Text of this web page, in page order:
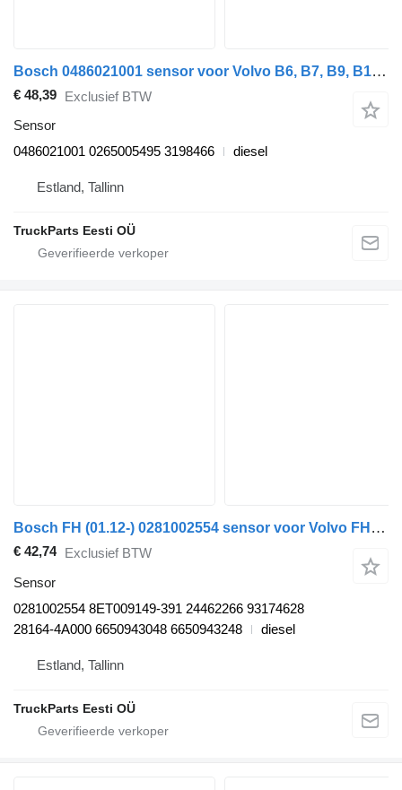
Bosch 0486021001 sensor voor Volvo B6, B7, B9, B10, B12 bus (1978-2011)
€ 48,39 Exclusief BTW
Sensor
0486021001 0265005495 3198466
diesel
Estland, Tallinn
TruckParts Eesti OÜ
Bosch FH (01.12-) 0281002554 sensor voor Volvo FH, FM, FMX-4 series (2013-) trekker
€ 42,74 Exclusief BTW
Sensor
0281002554 8ET009149-391 24462266 93174628
28164-4A000 6650943048 6650943248
diesel
Estland, Tallinn
TruckParts Eesti OÜ